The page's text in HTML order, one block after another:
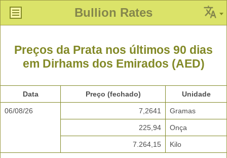
Bullion Rates
Preços da Prata nos últimos 90 dias
em Dirhams dos Emirados (AED)
Data Preço (fechado) Unidade
06/08/26 7,2641 Gramas
225,94 Onça
7.264,15 Kilo